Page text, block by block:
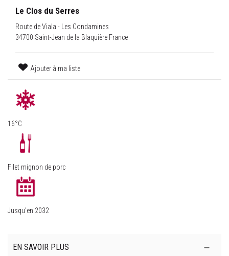
Le Clos du Serres
Route de Viala - Les Condamines
34700 Saint-Jean de la Blaquière France
Ajouter à ma liste
16°C
Filet mignon de porc
Jusqu'en 2032
EN SAVOIR PLUS